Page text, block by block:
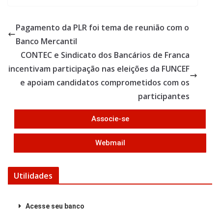
b
o
o
k
er e
Pagamento da PLR foi tema de reunião com o
Banco Mercantil
CONTEC e Sindicato dos Bancários de Franca
incentivam participação nas eleições da FUNCEF
e apoiam candidatos comprometidos com os
participantes
Associe-se
Webmail
Utilidades
Acesse seu banco